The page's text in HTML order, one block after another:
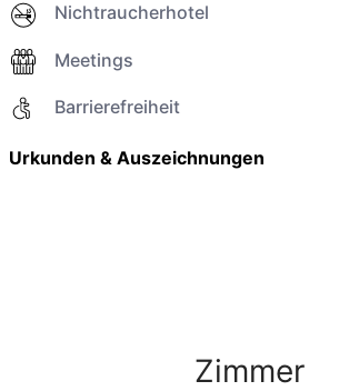
Nichtraucherhotel
Meetings
Barrierefreiheit
Urkunden & Auszeichnungen
Zimmer